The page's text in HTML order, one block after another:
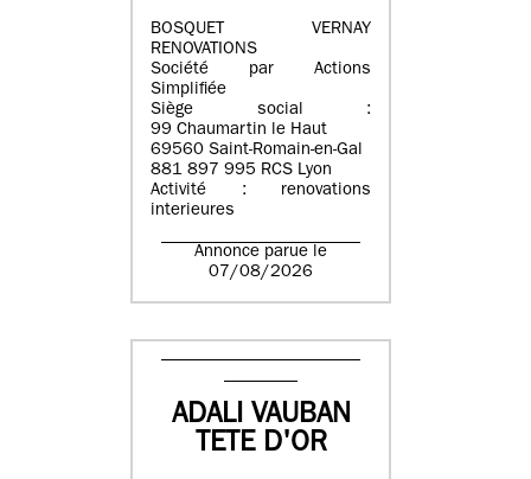
BOSQUET VERNAY
RENOVATIONS
Société par Actions
Simplifiée
Siège social :
99 Chaumartin le Haut
69560 Saint-Romain-en-Gal
881 897 995 RCS Lyon
Activité : renovations
interieures
Annonce parue le
07/08/2026
ADALI VAUBAN
TETE D'OR